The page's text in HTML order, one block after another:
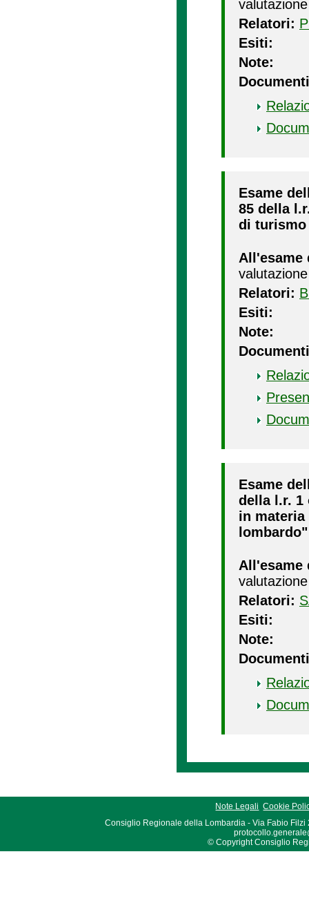
valutazione
Relatori:
Esiti:
Note:
Esame
85 della
di
All'esame
valutazione
Relatori:
Esiti:
Note:
Esame
della l.r. 1
in
lombardo"
All'esame
valutazione
Relatori:
Esiti:
Note:
Note Legali Cookie
Consiglio Regionale della Lombardia - Via Fabio Filzi
© Copyright Consiglio